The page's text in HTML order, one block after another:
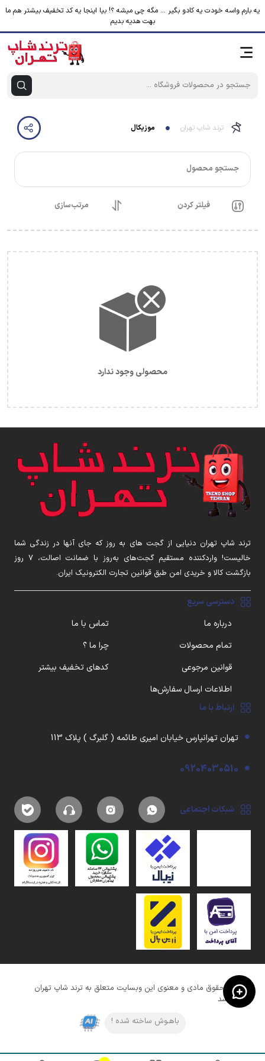
یه بارم واسه خودت یه کادو بگیر ... مگه چی میشه ؟! بیا اینجا یه کد تخفیف بیشتر هم ما
بهت هدیه بدیم
ترند شاپ تهران موزیکال
جستجو محصول
فیلتر کردن مرتب‌سازی
محصولی وجود ندارد
ترند شاپ تهران دنیایی از گجت های به روز که جای آنها در زندگی شما
خالیست! واردکننده مستقیم گجت‌های به‌روز با ضمانت اصالت، ۷ روز
بازگشت کالا و خریدی امن طبق قوانین تجارت الکترونیک ایران.
دسترسی سریع
درباره ما
تماس با ما
تمام محصولات
چرا ما ؟
قوانین مرجوعی
کدهای تخفیف بیشتر
اطلاعات ارسال سفارش‌ها
ارتباط با ما
تهران تهرانپارس خیابان امیری طائمه ( گلبرگ ) پلاک 113
09204030510
شبکات اجتماعی
کلیه حقوق مادی و معنوی این وبسایت متعلق به ترند شاپ تهران
میباشد
باهـوش ساخته شده !